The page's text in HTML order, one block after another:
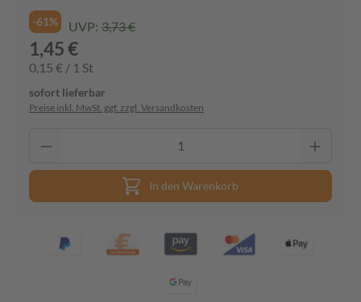
-61% UVP: 3,73 €
1,45 €
0,15 € / 1 St
sofort lieferbar
Preise inkl. MwSt. ggf. zzgl. Versandkosten
In den Warenkorb